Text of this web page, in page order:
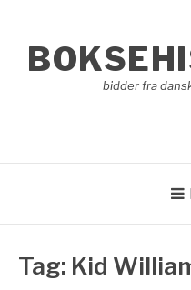
indhold
bidder fra
Tag: Kid